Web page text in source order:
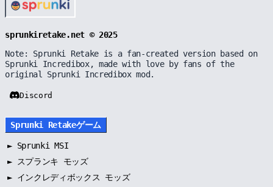
sprunkiretake.net © 2025
Note: Sprunki Retake is a fan-created version based on
Sprunki Incredibox, made with love by fans of the
original Sprunki Incredibox mod.
Discord
Sprunki Retakeゲーム
► Sprunki MSI
►
スプランキ モッズ
► インクレディボックス モッズ